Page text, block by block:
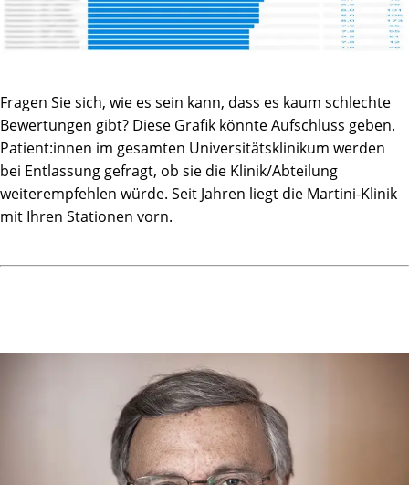
Fragen Sie sich, wie es sein kann, dass es kaum schlechte
Bewertungen gibt? Diese Grafik könnte Aufschluss geben.
Patient:innen im gesamten Universitätsklinikum werden
bei Entlassung gefragt, ob sie die Klinik/Abteilung
weiterempfehlen würde. Seit Jahren liegt die Martini-Klinik
mit Ihren Stationen vorn.